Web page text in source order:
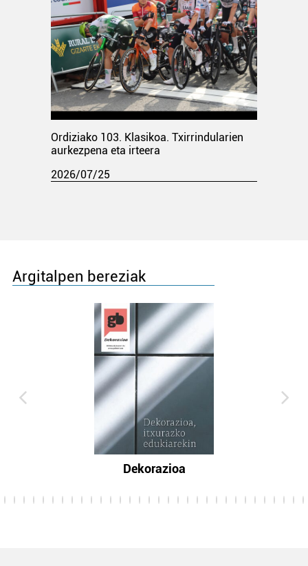
Ordiziako 103. Klasikoa. Txirrindularien
aurkezpena eta irteera
2026/07/25
Argitalpen bereziak
Dekorazioa